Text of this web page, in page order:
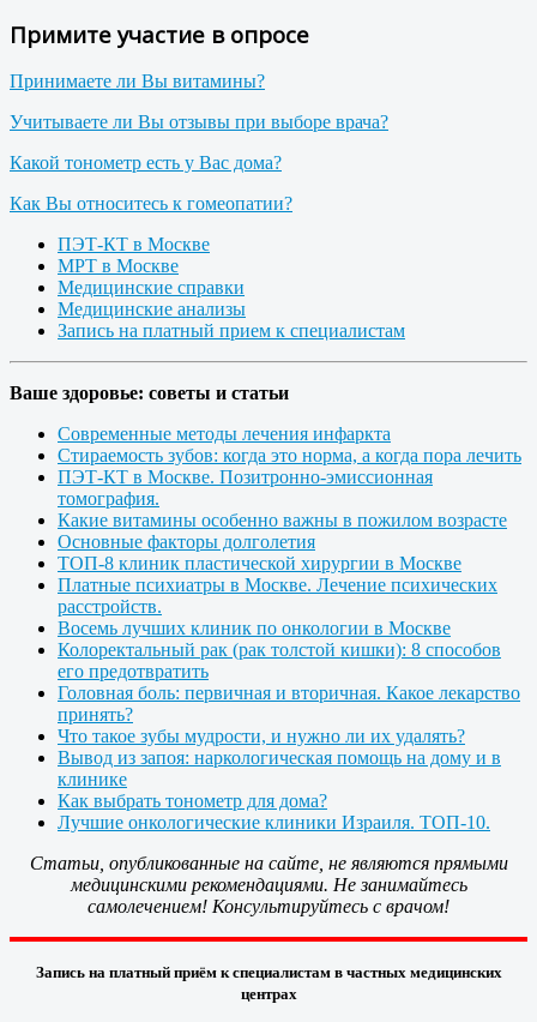
Примите участие в опросе
Принимаете ли Вы витамины?
Учитываете ли Вы отзывы при выборе врача?
Какой тонометр есть у Вас дома?
Как Вы относитесь к гомеопатии?
ПЭТ-КТ в Москве
МРТ в Москве
Медицинские справки
Медицинские анализы
Запись на платный прием к специалистам
Ваше здоровье: советы и статьи
Современные методы лечения инфаркта
Стираемость зубов: когда это норма, а когда пора лечить
ПЭТ-КТ в Москве. Позитронно-эмиссионная
томография.
Какие витамины особенно важны в пожилом возрасте
Основные факторы долголетия
ТОП-8 клиник пластической хирургии в Москве
Платные психиатры в Москве. Лечение психических
расстройств.
Восемь лучших клиник по онкологии в Москве
Колоректальный рак (рак толстой кишки): 8 способов
его предотвратить
Головная боль: первичная и вторичная. Какое лекарство
принять?
Что такое зубы мудрости, и нужно ли их удалять?
Вывод из запоя: наркологическая помощь на дому и в
клинике
Как выбрать тонометр для дома?
Лучшие онкологические клиники Израиля. ТОП-10.
Статьи, опубликованные на сайте, не являются прямыми
медицинскими рекомендациями. Не занимайтесь
самолечением! Консультируйтесь с врачом!
Запись на платный приём к специалистам в частных медицинских
центрах